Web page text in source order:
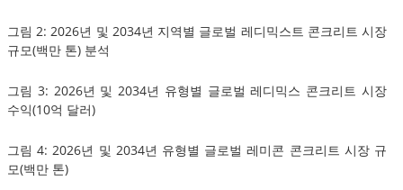
그림 2: 2026년 및 2034년 지역별 글로벌 레디믹스트 콘크리트 시장
규모(백만 톤) 분석
그림 3: 2026년 및 2034년 유형별 글로벌 레디믹스 콘크리트 시장
수익(10억 달러)
그림 4: 2026년 및 2034년 유형별 글로벌 레미콘 콘크리트 시장 규
모(백만 톤)